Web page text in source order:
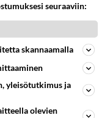
fantasioida
muitakin "tyttöjä"
Kommentoi
seuraaviin:
skannaamalla
yleisötutkimus ja
olevien